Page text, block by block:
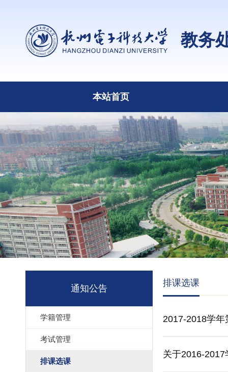
教务
本站首页
通知公告
学籍管理
考试管理
排课选课
排课选课
2017-2018学
关于2016-